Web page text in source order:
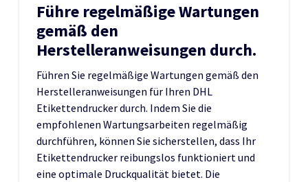
Führe regelmäßige Wartungen
gemäß den
Herstelleranweisungen durch.
Führen Sie regelmäßige Wartungen gemäß den
Herstelleranweisungen für Ihren DHL
Etikettendrucker durch. Indem Sie die
empfohlenen Wartungsarbeiten regelmäßig
durchführen, können Sie sicherstellen, dass Ihr
Etikettendrucker reibungslos funktioniert und
eine optimale Druckqualität bietet. Die